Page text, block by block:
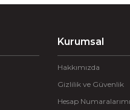
Kurumsal
Hakkımızda
Gizlilik ve Güvenlik
Hesap